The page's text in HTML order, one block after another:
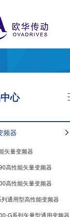
心
频器
矢量变频器
高性能矢量变频器
高性能矢量变频器
列通用型高性能变频器
G系列矢量型通用变频器